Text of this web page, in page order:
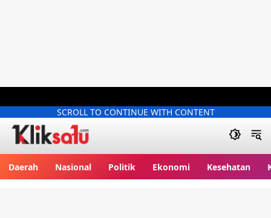
SCROLL TO CONTINUE WITH CONTENT
Daerah Nasional Politik Ekonomi Kesehatan